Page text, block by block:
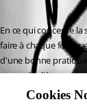
En ce qui concerne
faire à chaque fois
d'une bonne
assez régulièrement
Cookies